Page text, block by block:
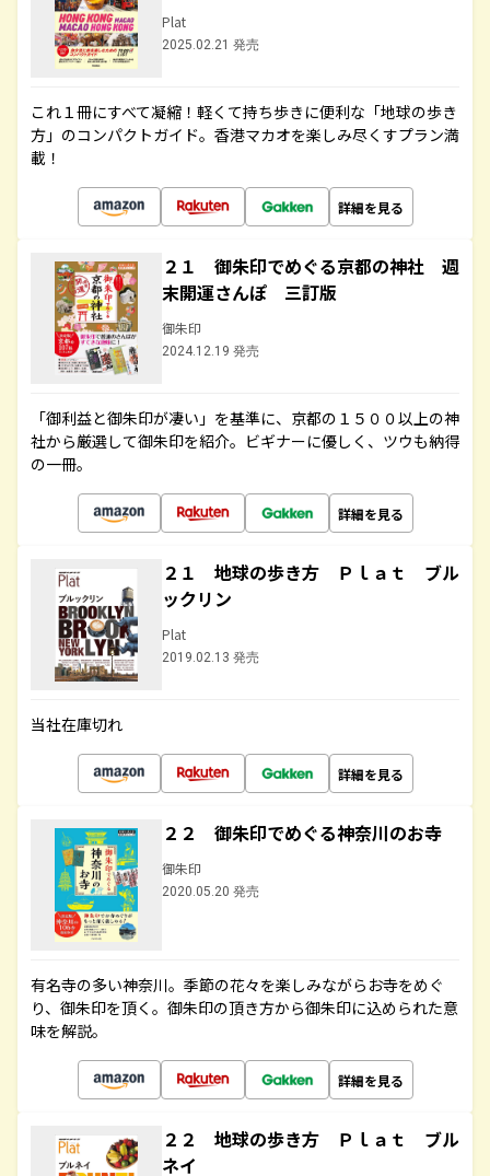
Plat
2025.02.21 発売
これ１冊にすべて凝縮！軽くて持ち歩きに便利な「地球の歩き
方」のコンパクトガイド。香港マカオを楽しみ尽くすプラン満
載！
詳細を見る
２１ 御朱印でめぐる京都の神社 週
末開運さんぽ 三訂版
御朱印
2024.12.19 発売
「御利益と御朱印が凄い」を基準に、京都の１５００以上の神
社から厳選して御朱印を紹介。ビギナーに優しく、ツウも納得
の一冊。
詳細を見る
２１ 地球の歩き方 Ｐｌａｔ ブル
ックリン
Plat
2019.02.13 発売
当社在庫切れ
詳細を見る
２２ 御朱印でめぐる神奈川のお寺
御朱印
2020.05.20 発売
有名寺の多い神奈川。季節の花々を楽しみながらお寺をめぐ
り、御朱印を頂く。御朱印の頂き方から御朱印に込められた意
味を解説。
詳細を見る
２２ 地球の歩き方 Ｐｌａｔ ブル
ネイ